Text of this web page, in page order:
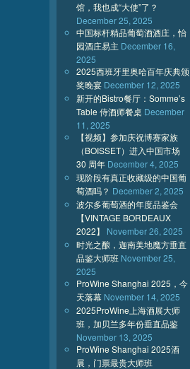
馆，我也成“大使”了？
December 25, 2025
中国标杆精品葡萄酒酒庄，怡
园酒庄易主 December 16,
2025
2025西班牙里奥哈百年庆典颁
奖晚宴 December 12, 2025
新开的Bistro餐厅：Somme’s
Table 侍酒师餐桌 December
11, 2025
【视频】参加庆祝博赛家族
（BOISSET）进入中国市场
30 周年 December 4, 2025
现阶段有真正收藏级的中国葡
萄酒吗？ December 2, 2025
波尔多葡萄酒的年度品鉴会
【VINTAGE BORDEAUX
2022】
November 26, 2025
时光之酿，迦南美地魔方垂直
品鉴大师班 November 25,
2025
ProWine Shanghai 2025，今
天落幕 November 14, 2025
2025ProWine上海酒展大师
班，加贝兰多年份垂直品鉴
November 13, 2025
ProWine Shanghai 2025酒
展，门票最贵大师班